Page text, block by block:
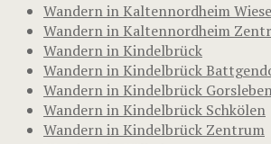
Wandern in Kaltennordheim
Wandern in Kaltennordheim
Wandern in Kindelbrück
Wandern in Kindelbrück
Wandern in Kindelbrück
Wandern in Kindelbrück Schkölen
Wandern in Kindelbrück Zentrum